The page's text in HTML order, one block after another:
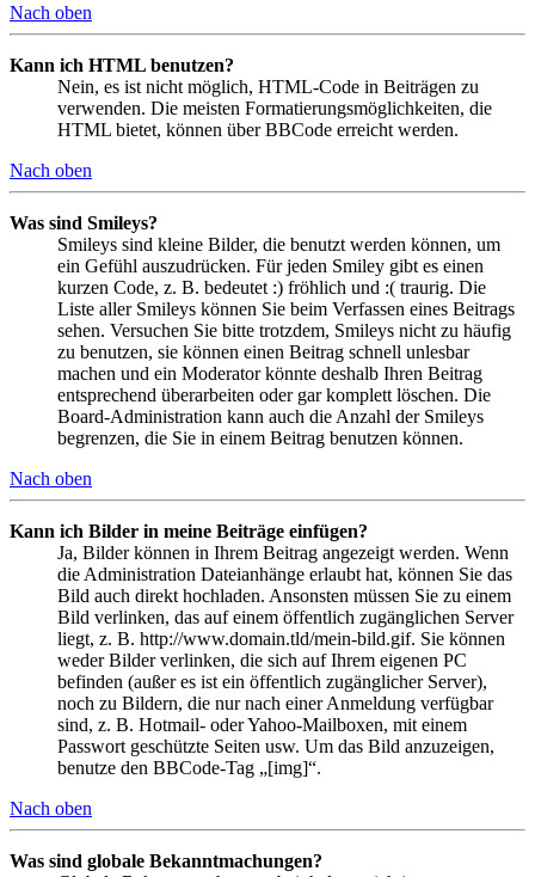
Nach oben
Kann ich HTML benutzen?
Nein, es ist nicht möglich, HTML-Code in Beiträgen zu
verwenden. Die meisten Formatierungsmöglichkeiten, die
HTML bietet, können über BBCode erreicht werden.
Nach oben
Was sind Smileys?
Smileys sind kleine Bilder, die benutzt werden können, um
ein Gefühl auszudrücken. Für jeden Smiley gibt es einen
kurzen Code, z. B. bedeutet :) fröhlich und :( traurig. Die
Liste aller Smileys können Sie beim Verfassen eines Beitrags
sehen. Versuchen Sie bitte trotzdem, Smileys nicht zu häufig
zu benutzen, sie können einen Beitrag schnell unlesbar
machen und ein Moderator könnte deshalb Ihren Beitrag
entsprechend überarbeiten oder gar komplett löschen. Die
Board-Administration kann auch die Anzahl der Smileys
begrenzen, die Sie in einem Beitrag benutzen können.
Nach oben
Kann ich Bilder in meine Beiträge einfügen?
Ja, Bilder können in Ihrem Beitrag angezeigt werden. Wenn
die Administration Dateianhänge erlaubt hat, können Sie das
Bild auch direkt hochladen. Ansonsten müssen Sie zu einem
Bild verlinken, das auf einem öffentlich zugänglichen Server
liegt, z. B. http://www.domain.tld/mein-bild.gif. Sie können
weder Bilder verlinken, die sich auf Ihrem eigenen PC
befinden (außer es ist ein öffentlich zugänglicher Server),
noch zu Bildern, die nur nach einer Anmeldung verfügbar
sind, z. B. Hotmail- oder Yahoo-Mailboxen, mit einem
Passwort geschützte Seiten usw. Um das Bild anzuzeigen,
benutze den BBCode-Tag „[img]“.
Nach oben
Was sind globale Bekanntmachungen?